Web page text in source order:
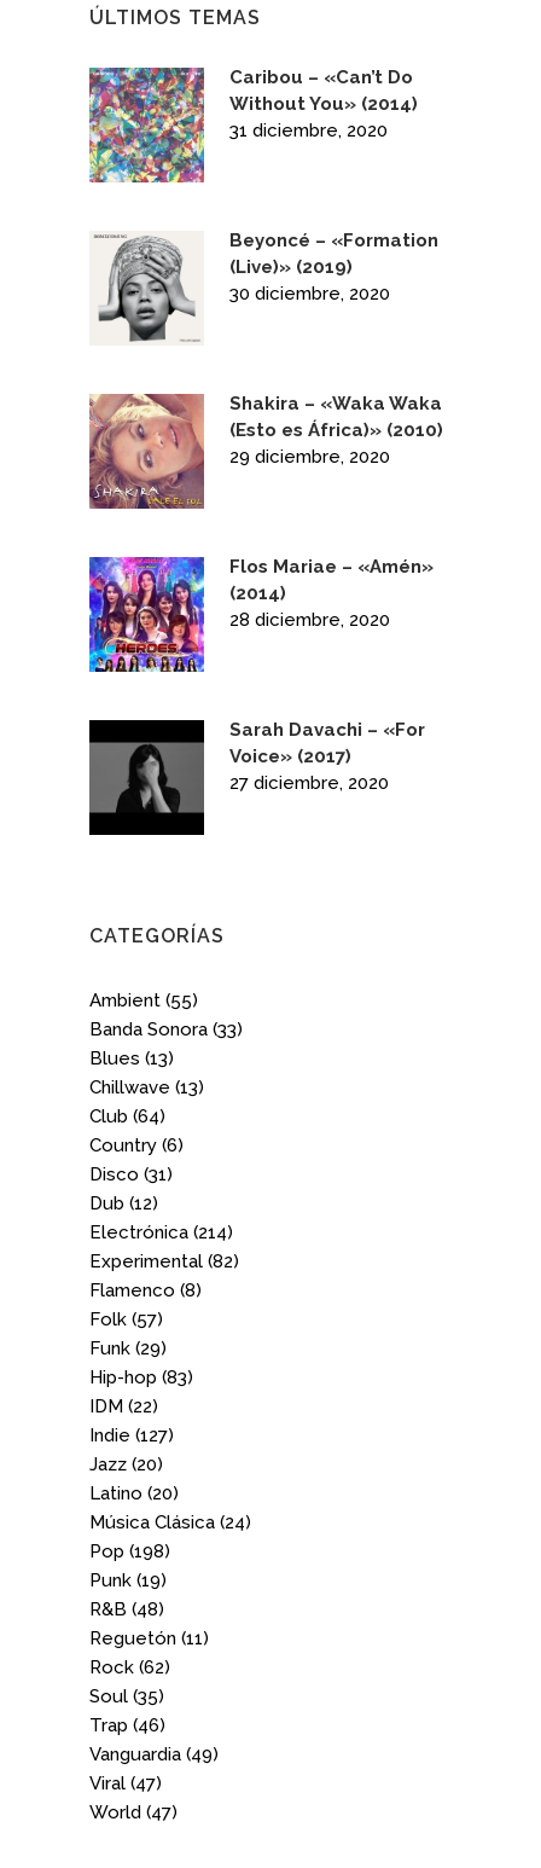
ÚLTIMOS TEMAS
Caribou – «Can’t Do
Without You» (2014)
31 diciembre, 2020
Beyoncé – «Formation
(Live)» (2019)
30 diciembre, 2020
Shakira – «Waka Waka
(Esto es África)» (2010)
29 diciembre, 2020
Flos Mariae – «Amén»
(2014)
28 diciembre, 2020
Sarah Davachi – «For
Voice» (2017)
27 diciembre, 2020
CATEGORÍAS
Ambient (55)
Banda Sonora (33)
Blues (13)
Chillwave (13)
Club (64)
Country (6)
Disco (31)
Dub (12)
Electrónica (214)
Experimental (82)
Flamenco (8)
Folk (57)
Funk (29)
Hip-hop (83)
IDM (22)
Indie (127)
Jazz (20)
Latino (20)
Música Clásica (24)
Pop (198)
Punk (19)
R&B (48)
Reguetón (11)
Rock (62)
Soul (35)
Trap (46)
Vanguardia (49)
Viral (47)
World (47)